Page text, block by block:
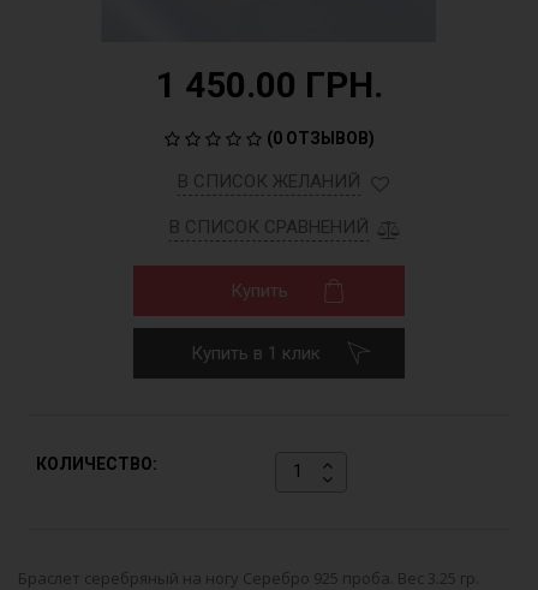
1 450.00 ГРН.
(0 ОТЗЫВОВ)
В СПИСОК ЖЕЛАНИЙ
В СПИСОК СРАВНЕНИЙ
Купить
Купить в 1 клик
КОЛИЧЕСТВО:
Браслет серебряный на ногу Серебро 925 проба. Вес 3.25 гр.